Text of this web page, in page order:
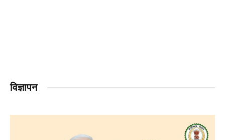
विज्ञापन